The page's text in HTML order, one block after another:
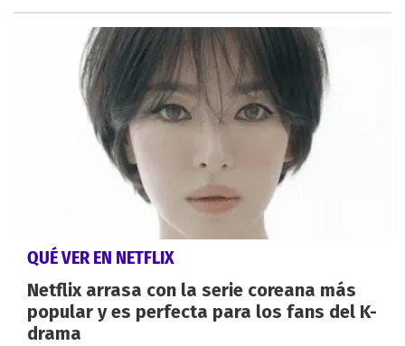
QUÉ VER EN NETFLIX
Netflix arrasa con la serie coreana más
popular y es perfecta para los fans del K-
drama